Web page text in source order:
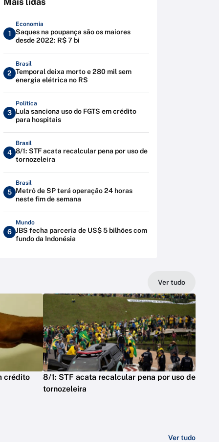
1
Economia
Saques na poupança são os maiores
desde 2022: R$ 7 bi
2
Brasil
Temporal deixa morto e 280 mil sem
energia elétrica no RS
3
Política
Lula sanciona uso do FGTS em crédito
para hospitais
4
Brasil
8/1: STF acata recalcular pena por uso de
tornozeleira
5
Brasil
Metrô de SP terá operação 24 horas
neste fim de semana
6
Mundo
JBS fecha parceria de US$ 5 bilhões com
fundo da Indonésia
Ver tudo
crédito
8/1: STF acata recalcular pena por uso de
tornozeleira
Ver tudo